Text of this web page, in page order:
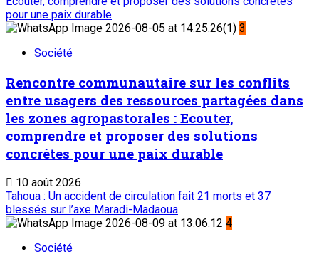
pour une paix durable
3
Société
Rencontre communautaire sur les conflits
entre usagers des ressources partagées dans
les zones agropastorales : Ecouter,
comprendre et proposer des solutions
concrètes pour une paix durable
10 août 2026
Tahoua : Un accident de circulation fait 21 morts et 37
blessés sur l’axe Maradi-Madaoua
4
Société